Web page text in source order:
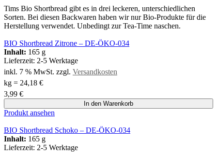
Tims Bio Shortbread gibt es in drei leckeren, unterschiedlichen
Sorten. Bei diesen Backwaren haben wir nur Bio-Produkte für die
Herstellung verwendet. Unbedingt zur Tea-Time naschen.
BIO Shortbread Zitrone – DE-ÖKO-034
Inhalt: 165 g
Lieferzeit: 2-5 Werktage
inkl. 7 % MwSt. zzgl. Versandkosten
kg = 24,18 €
3,99 €
In den Warenkorb
Produkt ansehen
BIO Shortbread Schoko – DE-ÖKO-034
Inhalt: 165 g
Lieferzeit: 2-5 Werktage